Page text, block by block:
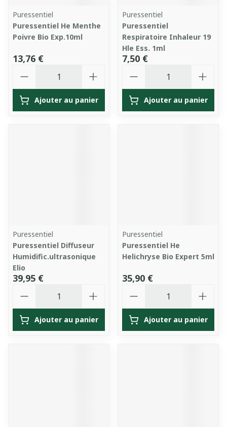
Puressentiel
Puressentiel He Menthe
Poivre Bio Exp.10ml
13,76 €
Ajouter au panier
Puressentiel
Puressentiel
Respiratoire Inhaleur 19
Hle Ess. 1ml
7,50 €
Ajouter au panier
Puressentiel
Puressentiel Diffuseur
Humidific.ultrasonique
Elio
39,95 €
Ajouter au panier
Puressentiel
Puressentiel He
Helichryse Bio Expert 5ml
35,90 €
Ajouter au panier